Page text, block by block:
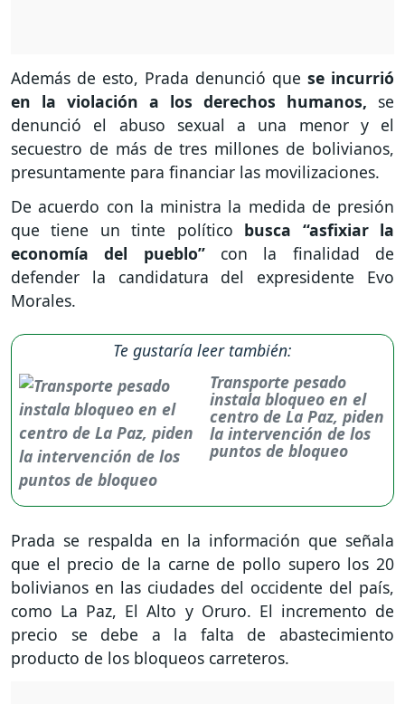
Además de esto, Prada denunció que se incurrió
en la violación a los derechos humanos, se
denunció el abuso sexual a una menor y el
secuestro de más de tres millones de bolivianos,
presuntamente para financiar las movilizaciones.
De acuerdo con la ministra la medida de presión
que tiene un tinte político busca “asfixiar la
economía del pueblo” con la finalidad de
defender la candidatura del expresidente Evo
Morales.
Te gustaría leer también:
Transporte pesado
instala bloqueo en el
centro de La Paz, piden
la intervención de los
puntos de bloqueo
Prada se respalda en la información que señala
que el precio de la carne de pollo supero los 20
bolivianos en las ciudades del occidente del país,
como La Paz, El Alto y Oruro. El incremento de
precio se debe a la falta de abastecimiento
producto de los bloqueos carreteros.